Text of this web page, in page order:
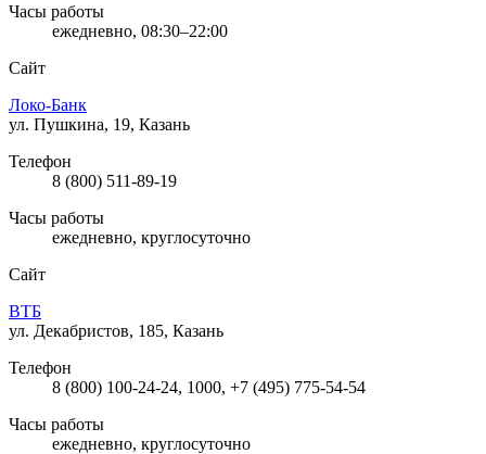
Часы работы
ежедневно, 08:30–22:00
Сайт
Локо-Банк
ул. Пушкина, 19, Казань
Телефон
8 (800) 511-89-19
Часы работы
ежедневно, круглосуточно
Сайт
ВТБ
ул. Декабристов, 185, Казань
Телефон
8 (800) 100-24-24, 1000, +7 (495) 775-54-54
Часы работы
ежедневно, круглосуточно